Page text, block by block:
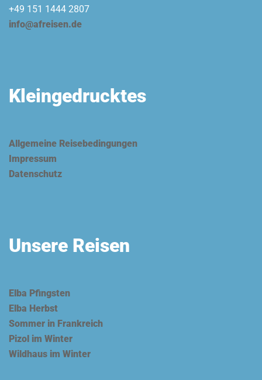
+49 151 1444 2807
info@afreisen.de
Kleingedrucktes
Allgemeine Reisebedingungen
Impressum
Datenschutz
Unsere Reisen
Elba Pfingsten
Elba Herbst
Sommer in Frankreich
Pizol im Winter
Wildhaus im Winter